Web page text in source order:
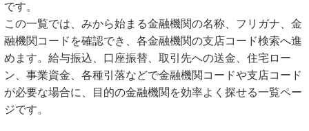
です。
この一覧では、みから始まる金融機関の名称、フリガナ、金
融機関コードを確認でき、各金融機関の支店コード検索へ進
めます。給与振込、口座振替、取引先への送金、住宅ロー
ン、事業資金、各種引落などで金融機関コードや支店コード
が必要な場合に、目的の金融機関を効率よく探せる一覧ペー
ジです。